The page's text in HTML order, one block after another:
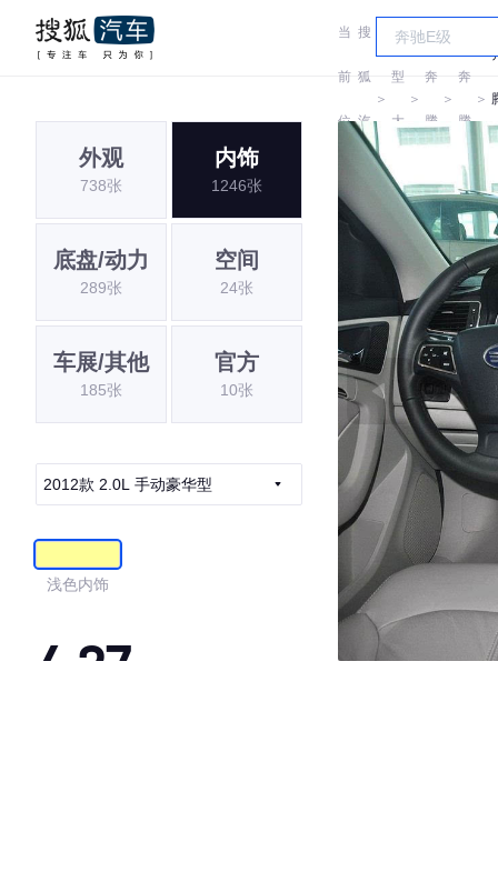
当
前
位
搜
狐
汽
＞
车
型
大
＞
奔
腾
＞
奔
腾
＞
外观
738张
内饰
1246张
底盘/动力
289张
空间
24张
车展/其他
185张
官方
10张
2012款 2.0L 手动豪华型
浅色内饰
4.27